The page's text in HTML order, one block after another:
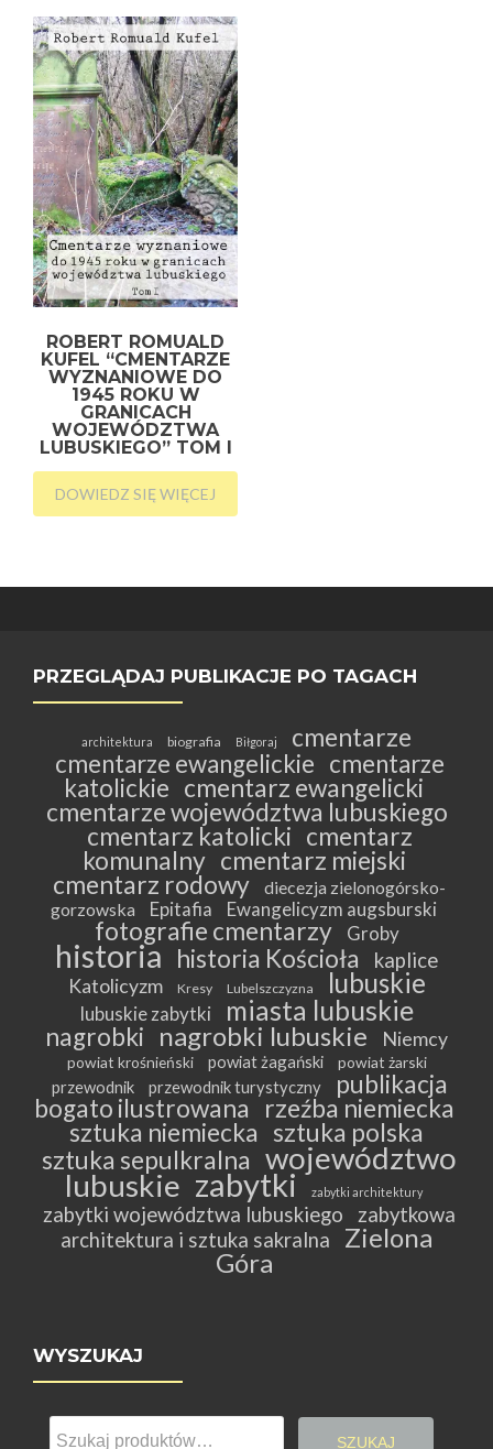
ROBERT ROMUALD
KUFEL “CMENTARZE
WYZNANIOWE DO
1945 ROKU W
GRANICACH
WOJEWÓDZTWA
LUBUSKIEGO” TOM I
DOWIEDZ SIĘ WIĘCEJ
PRZEGLĄDAJ PUBLIKACJE PO TAGACH
architektura biografia Biłgoraj
cmentarze
cmentarze ewangelickie cmentarze
katolickie cmentarz ewangelicki
cmentarze województwa lubuskiego
cmentarz katolicki cmentarz
komunalny cmentarz miejski
cmentarz rodowy
diecezja zielonogórsko-
gorzowska
Epitafia Ewangelicyzm augsburski
fotografie cmentarzy Groby
historia historia Kościoła kaplice
Katolicyzm Kresy Lubelszczyzna lubuskie
lubuskie zabytki miasta lubuskie
nagrobki nagrobki lubuskie Niemcy
powiat krośnieński powiat żagański powiat żarski
przewodnik przewodnik turystyczny
publikacja
bogato ilustrowana
rzeźba niemiecka
sztuka niemiecka sztuka polska
sztuka sepulkralna województwo
lubuskie zabytki zabytki architektury
zabytki województwa lubuskiego
zabytkowa
architektura i sztuka sakralna
Zielona
Góra
WYSZUKAJ
Szukaj:
SZUKAJ